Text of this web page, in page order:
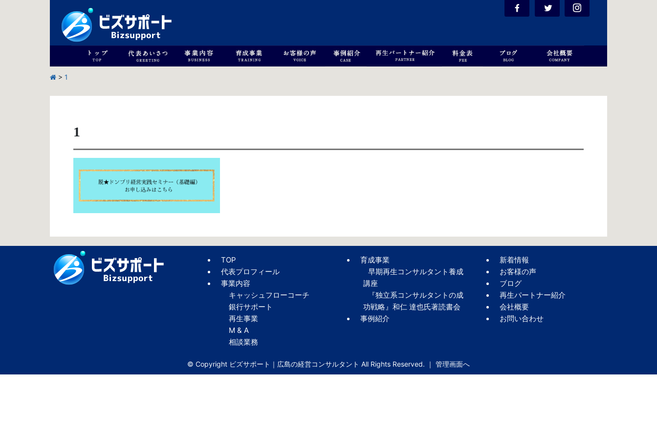
> 1
1
TOP
代表プロフィール
事業内容
キャッシュフローコーチ
銀行サポート
再生事業
M & A
相談業務
育成事業
早期再生コンサルタント養成
講座
『独立系コンサルタントの成
功戦略』和仁 達也氏著読書会
事例紹介
新着情報
お客様の声
ブログ
再生パートナー紹介
会社概要
お問い合わせ
© Copyright ビズサポート｜広島の経営コンサルタント All Rights Reserved. ｜ 管理画面へ